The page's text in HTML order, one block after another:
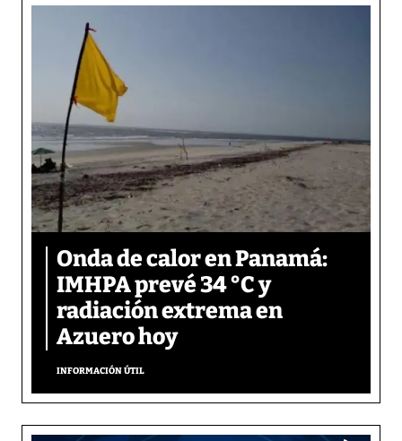
Onda de calor en Panamá:
IMHPA prevé 34 °C y
radiación extrema en
Azuero hoy
INFORMACIÓN ÚTIL